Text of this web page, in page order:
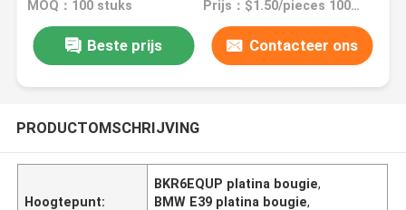
MOQ：100 stuks Prijs：$1.50/pieces 100-499 pieces
Beste prijs Contacteer ons
PRODUCTOMSCHRIJVING
Hoogtepunt:
BKR6EQUP platina bougie,
BMW E39 platina bougie,